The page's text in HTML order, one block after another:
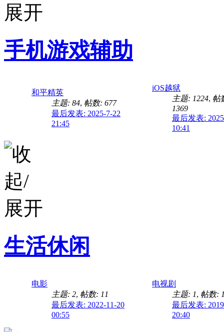
手机游戏辅助
和平精英
主题: 84, 帖数: 677
最后发表: 2025-7-22
21:45
iOS越狱
主题: 1224, 帖
1369
最后发表:
10:41
生活休闲
电影
主题: 2, 帖数: 11
最后发表: 2022-11-20
00:55
电视剧
主题: 1, 帖数:
最后发表:
20:40